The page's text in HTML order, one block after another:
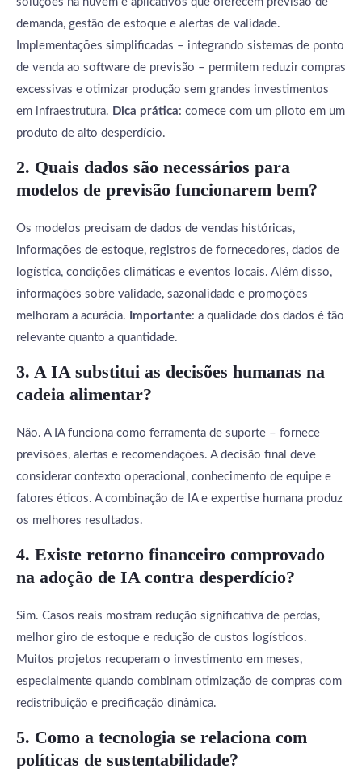
demanda, gestão de estoque e alertas de validade.
Implementações simplificadas – integrando sistemas de ponto
de venda ao software de previsão – permitem reduzir compras
excessivas e otimizar produção sem grandes investimentos
em infraestrutura. Dica prática: comece com um piloto em um
produto de alto desperdício.
2. Quais dados são necessários para
modelos de previsão funcionarem bem?
Os modelos precisam de dados de vendas históricas,
informações de estoque, registros de fornecedores, dados de
logística, condições climáticas e eventos locais. Além disso,
informações sobre validade, sazonalidade e promoções
melhoram a acurácia.
Importante: a qualidade dos dados é tão
relevante quanto a quantidade.
3. A IA substitui as decisões humanas na
cadeia alimentar?
Não. A IA funciona como ferramenta de suporte – fornece
previsões, alertas e recomendações. A decisão final deve
considerar contexto operacional, conhecimento de equipe e
fatores éticos. A combinação de IA e expertise humana produz
os melhores resultados.
4. Existe retorno financeiro comprovado
na adoção de IA contra desperdício?
Sim. Casos reais mostram redução significativa de perdas,
melhor giro de estoque e redução de custos logísticos.
Muitos projetos recuperam o investimento em meses,
especialmente quando combinam otimização de compras com
redistribuição e precificação dinâmica.
5. Como a tecnologia se relaciona com
políticas de sustentabilidade?